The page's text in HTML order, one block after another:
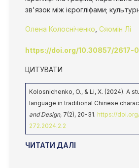
зв'язок між ієрогліфами;
Олена Колосніченко Сяомін Лі
https://doi.org/10.30857/2617-
ЦИТУВАТИ
Kolosnichenko, O., & Li, X. (2024). A
language in traditional Chinese
and Design, 7(2), 20-31. https://
272.2024.2.2
ЧИТАТИ ДАЛІ